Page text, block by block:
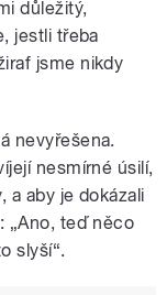
důležitý,
jestli třeba
jsme nikdy
nevyřešena.
nesmírné úsilí,
a aby je dokázali
„Ano, teď něco
slyší“.